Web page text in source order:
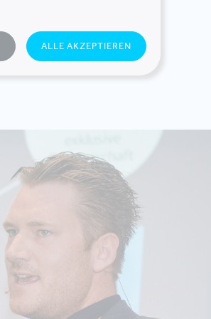
ALLE AKZEPTIEREN